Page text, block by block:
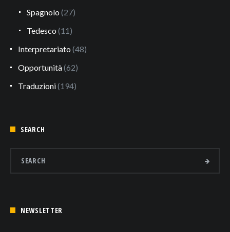
Spagnolo (27)
Tedesco (11)
Interpretariato (48)
Opportunità(62)
Traduzioni(194)
SEARCH
NEWSLETTER